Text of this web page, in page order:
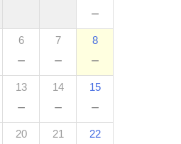
－
6
－
7
－
8
－
13
－
14
－
15
－
20 21 22